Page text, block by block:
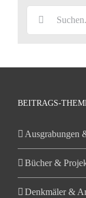
BEITRAGS-
Ausgrabungen
Bücher &
Denkmäler &